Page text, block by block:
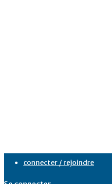
connecter / rejoindre